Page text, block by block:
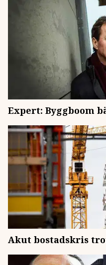
Expert: Byggboom
Akut bostadskris